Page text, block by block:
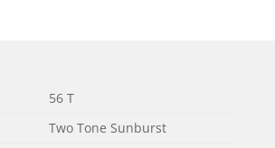
56 T
Two Tone Sunburst